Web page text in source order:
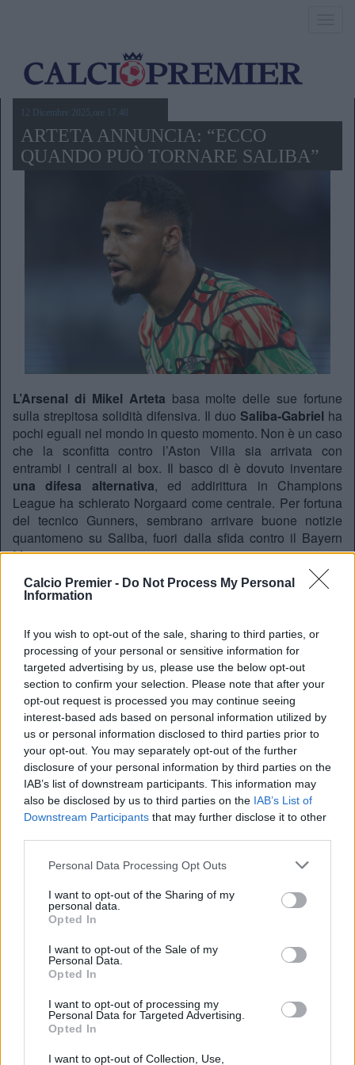
Calcio Premier - Do Not Process My Personal
Information
If you wish to opt-out of the sale, sharing to third parties, or
processing of your personal or sensitive information for
targeted advertising by us, please use the below opt-out
section to confirm your selection. Please note that after your
opt-out request is processed you may continue seeing
interest-based ads based on personal information utilized by
us or personal information disclosed to third parties prior to
your opt-out. You may separately opt-out of the further
disclosure of your personal information by third parties on the
IAB’s list of downstream participants. This information may
also be disclosed by us to third parties on the IAB’s List of
Downstream Participants that may further disclose it to other
Personal Data Processing Opt Outs
I want to opt-out of the Sharing of my
personal data.
Opted In
I want to opt-out of the Sale of my
Personal Data.
Opted In
I want to opt-out of processing my
Personal Data for Targeted Advertising.
Opted In
I want to opt-out of Collection, Use,
12 Dicembre 2025,ore 17.40
ARTETA ANNUNCIA: “ECCO
QUANDO PUÒ TORNARE SALIBA”
L’Arsenal di Mikel Arteta basa molte delle sue fortune
sulla strepitosa solidità difensiva. Il duo Saliba-Gabriel ha
pochi eguali nel mondo in questo momento. Non è un caso
che la sconfitta contro l’Aston Villa sia arrivata con
entrambi i centrali ai box. Il basco di è dovuto inventare
una difesa alternativa, ed addirittura in Champions
League ha schierato Norgaard come centrale. Per fortuna
del tecnico Gunners, sembrano arrivare buone notizie
quantomeno su Saliba, fuori dalla sfida contro il Bayern
Monaco.
Gabriel and Saliba giving their assessment of
Hincapie🤣🤣
— GravityGooner✨ (@Gravitygunner14) December
4, 2025
Un atteso ritorno
Domani all’Emirates arriveràil fanalino di coda
Wolverhampton, a cerca di preziosi punti. Arteta potrebbe
sperimentare ulteriormente viste le difficoltà
dell’avversario. Intanto il manager ha parlato proprio di
Saliba: “Dobbiamo aspettare e vedere. Ieri non ci siamo
allenati. Non si è ancora allenato con noi. Abbiamo un
giorno in più. Ci alleniamo questo pomeriggio. Vediamo se
può essere disponibile per quello. Rimane lo stesso (una
questione di giorni). Se mi chiedete della partita con
penso che sarà in forma
Stadio:Emirates Stadium (60.338)